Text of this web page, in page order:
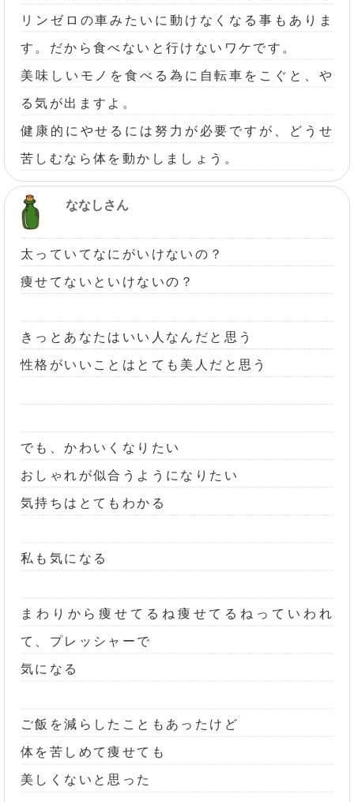
リンゼロの車みたいに動けなくなる事もありま
す。だから食べないと行けないワケです。
美味しいモノを食べる為に自転車をこぐと、や
る気が出ますよ。
健康的にやせるには努力が必要ですが、どうせ
苦しむなら体を動かしましょう。
ななしさん
太っていてなにがいけないの？
痩せてないといけないの？
きっとあなたはいい人なんだと思う
性格がいいことはとても美人だと思う
でも、かわいくなりたい
おしゃれが似合うようになりたい
気持ちはとてもわかる
私も気になる
まわりから痩せてるね痩せてるねっていわれ
て、プレッシャーで
気になる
ご飯を減らしたこともあったけど
体を苦しめて痩せても
美しくないと思った